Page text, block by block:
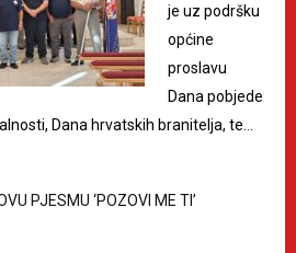
je uz podršku
općine
proslavu
Dana pobjede
Dana hrvatskih branitelja, te…
PJESMU ‘POZOVI ME TI’